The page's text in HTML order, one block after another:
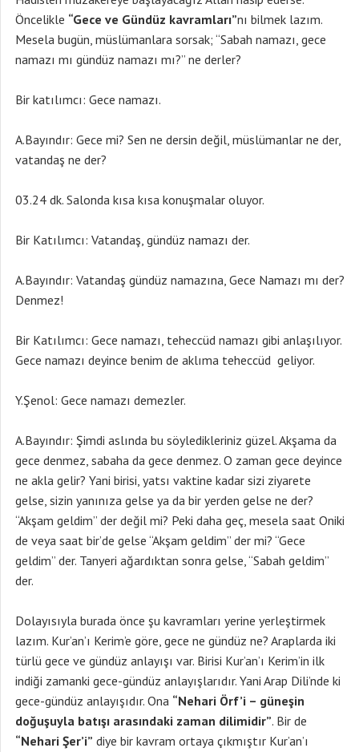
Öncelikle “Gece ve Gündüz kavramları”nı bilmek lazım.
Mesela bugün, müslümanlara sorsak; “Sabah namazı, gece
namazı mı gündüz namazı mı?” ne derler?
Bir katılımcı: Gece namazı.
A.Bayındır: Gece mi? Sen ne dersin değil, müslümanlar ne der,
vatandaş ne der?
03.24 dk. Salonda kısa kısa konuşmalar oluyor.
Bir Katılımcı: Vatandaş, gündüz namazı der.
A.Bayındır: Vatandaş gündüz namazına, Gece Namazı mı der?
Denmez!
Bir Katılımcı: Gece namazı, teheccüd namazı gibi anlaşılıyor.
Gece namazı deyince benim de aklıma teheccüd geliyor.
Y.Şenol: Gece namazı demezler.
A.Bayındır: Şimdi aslında bu söyledikleriniz güzel. Akşama da
gece denmez, sabaha da gece denmez. O zaman gece deyince
ne akla gelir? Yani birisi, yatsı vaktine kadar sizi ziyarete
gelse, sizin yanınıza gelse ya da bir yerden gelse ne der?
“Akşam geldim” der değil mi? Peki daha geç, mesela saat Oniki
de veya saat bir’de gelse “Akşam geldim” der mi? “Gece
geldim” der. Tanyeri ağardıktan sonra gelse, “Sabah geldim”
der.
Dolayısıyla burada önce şu kavramları yerine yerleştirmek
lazım. Kur’an’ı Kerim’e göre, gece ne gündüz ne? Araplarda iki
türlü gece ve gündüz anlayışı var. Birisi Kur’an’ı Kerim’in ilk
indiği zamanki gece-gündüz anlayışlarıdır. Yani Arap Dili’nde ki
gece-gündüz anlayışıdır. Ona “Nehari Örf’i – güneşin
doğuşuyla batışı arasındaki zaman dilimidir”. Bir de
“Nehari Şer’i” diye bir kavram ortaya çıkmıştır Kur’an’ı